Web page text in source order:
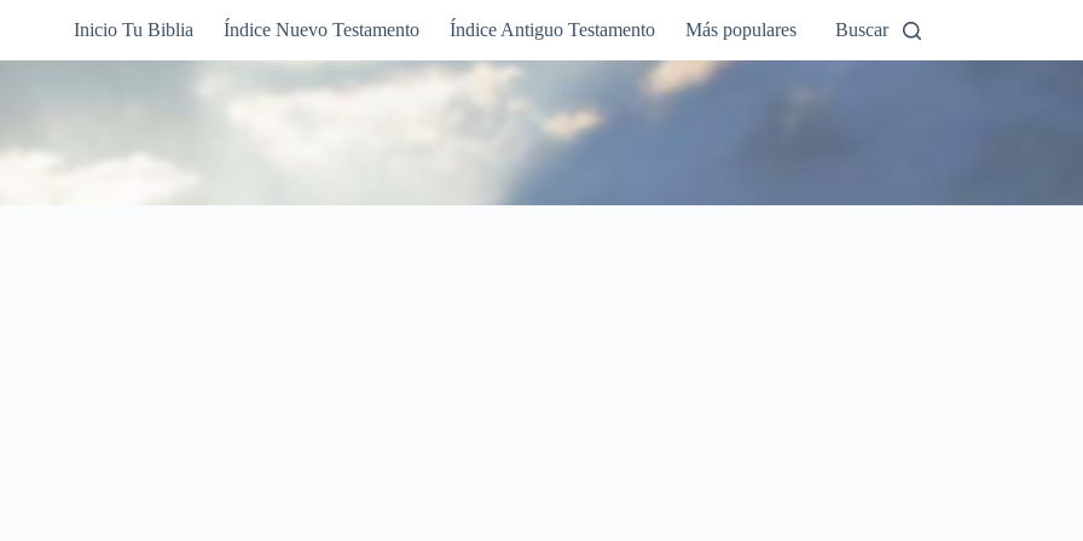
Inicio Tu Biblia Índice Nuevo Testamento Índice Antiguo Testamento Más populares Buscar